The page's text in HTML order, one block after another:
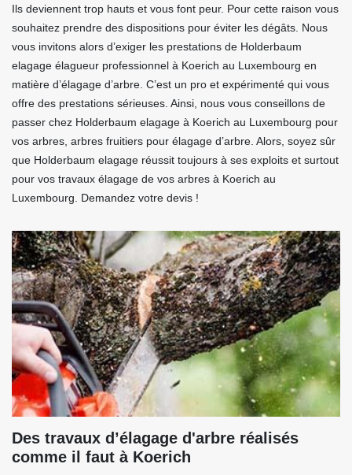
Ils deviennent trop hauts et vous font peur. Pour cette raison vous
souhaitez prendre des dispositions pour éviter les dégâts. Nous
vous invitons alors d’exiger les prestations de Holderbaum
elagage élagueur professionnel à Koerich au Luxembourg en
matière d’élagage d’arbre. C’est un pro et expérimenté qui vous
offre des prestations sérieuses. Ainsi, nous vous conseillons de
passer chez Holderbaum elagage à Koerich au Luxembourg pour
vos arbres, arbres fruitiers pour élagage d’arbre. Alors, soyez sûr
que Holderbaum elagage réussit toujours à ses exploits et surtout
pour vos travaux élagage de vos arbres à Koerich au
Luxembourg. Demandez votre devis !
Des travaux d’élagage d'arbre réalisés
comme il faut à Koerich